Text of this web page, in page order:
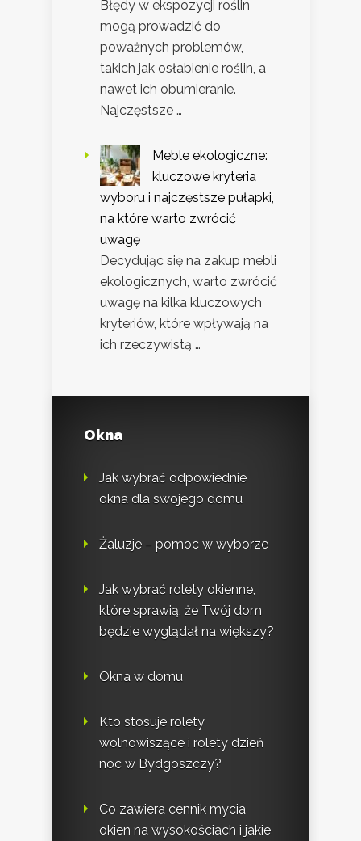
Błędy w ekspozycji roślin
mogą prowadzić do
poważnych problemów,
takich jak osłabienie roślin, a
nawet ich obumieranie.
Najczęstsze …
Meble ekologiczne:
kluczowe kryteria
wyboru i najczęstsze pułapki,
na które warto zwrócić
uwagę
Decydując się na zakup mebli
ekologicznych, warto zwrócić
uwagę na kilka kluczowych
kryteriów, które wpływają na
ich rzeczywistą …
Okna
Jak wybrać odpowiednie
okna dla swojego domu
Żaluzje – pomoc w wyborze
Jak wybrać rolety okienne,
które sprawią, że Twój dom
będzie wyglądał na większy?
Okna w domu
Kto stosuje rolety
wolnowiszące i rolety dzień
noc w Bydgoszczy?
Co zawiera cennik mycia
okien na wysokościach i jakie